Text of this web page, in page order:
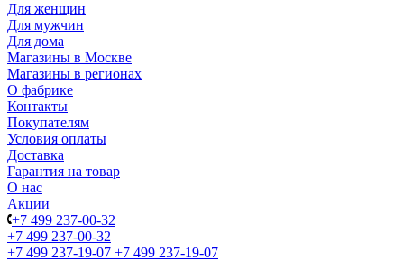
Для женщин
Для мужчин
Для дома
Магазины в Москве
Магазины в регионах
О фабрике
Контакты
Покупателям
Условия оплаты
Доставка
Гарантия на товар
О нас
Акции
+7 499 237-00-32
+7 499 237-00-32
+7 499 237-19-07 +7 499 237-19-07